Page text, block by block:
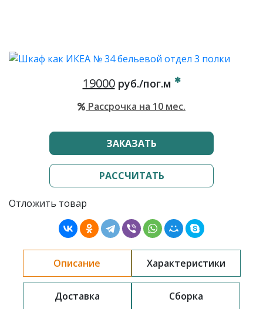
19000руб./пог.м
Рассрочка на 10 мес.
ЗАКАЗАТЬ
РАССЧИТАТЬ
Отложить товар
Описание Характеристики
Доставка Сборка